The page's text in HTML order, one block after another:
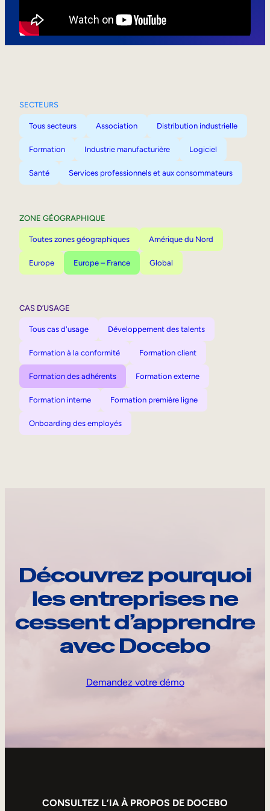
SECTEURS
Tous secteurs Association Distribution industrielle
Formation Industrie manufacturière Logiciel
Santé Services professionnels et aux consommateurs
ZONE GÉOGRAPHIQUE
Toutes zones géographiques Amérique du Nord
Europe Europe – France Global
CAS D’USAGE
Tous cas d'usage Développement des talents
Formation à la conformité Formation client
Formation des adhérents Formation externe
Formation interne Formation première ligne
Onboarding des employés
Découvrez pourquoi
les entreprises ne
cessent d’apprendre
avec Docebo
Demandez votre démo
CONSULTEZ L’IA À PROPOS DE DOCEBO